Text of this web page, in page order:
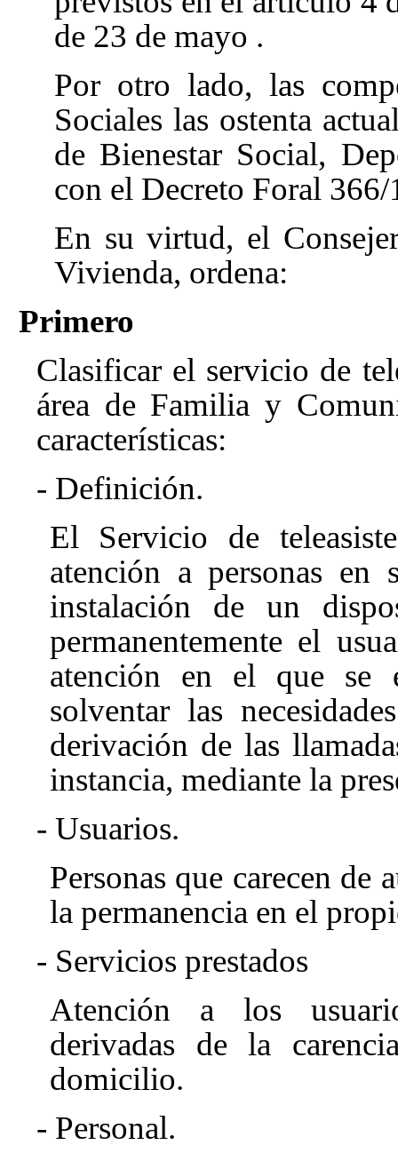
de 23 de mayo .
Por otro lado, las
Sociales las ostenta
de Bienestar Social,
con el Decreto Foral
En su virtud, el
Vivienda, ordena:
Primero
Clasificar el servicio de
área de Familia y
características:
- Definición.
El Servicio de
atención a personas
instalación de un
permanentemente el
atención en el que se
solventar las
derivación de las
instancia, mediante la
- Usuarios.
Personas que carecen
la permanencia en el
- Servicios prestados
Atención a los
derivadas de la
domicilio.
- Personal.